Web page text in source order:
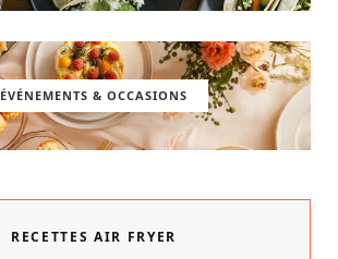
ÉVÉNEMENTS & OCCASIONS
RECETTES AIR FRYER